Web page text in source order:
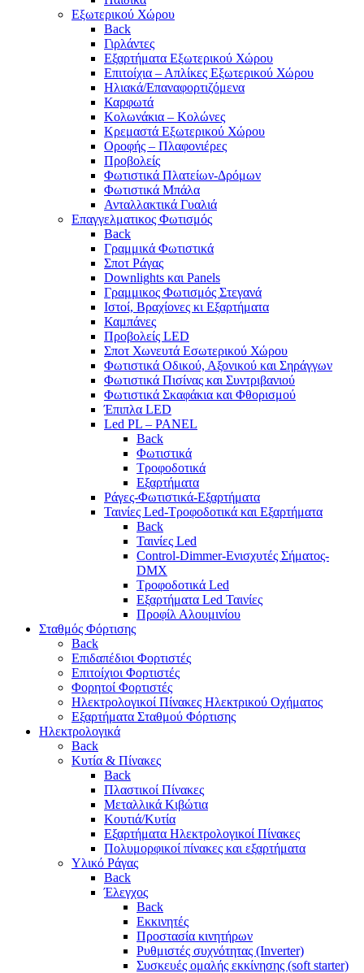
Εξωτερικού Χώρου
Back
Γιρλάντες
Εξαρτήματα Εξωτερικού Χώρου
Επιτοίχια – Απλίκες Εξωτερικού Χώρου
Ηλιακά/Επαναφορτιζόμενα
Καρφωτά
Κολωνάκια – Κολώνες
Κρεμαστά Εξωτερικού Χώρου
Οροφής – Πλαφονιέρες
Προβολείς
Φωτιστικά Πλατείων-Δρόμων
Φωτιστικά Μπάλα
Ανταλλακτικά Γυαλιά
Επαγγελματικος Φωτισμός
Back
Γραμμικά Φωτιστικά
Σποτ Ράγας
Downlights και Panels
Γραμμικος Φωτισμός Στεγανά
Ιστοί, Βραχίονες κι Εξαρτήματα
Καμπάνες
Προβολείς LED
Σποτ Χωνευτά Εσωτερικού Χώρου
Φωτιστικά Οδικού, Αξονικού και Σηράγγων
Φωτιστικά Πισίνας και Συντριβανιού
Φωτιστικά Σκαφάκια και Φθορισμού
Έπιπλα LED
Led PL – PANEL
Back
Φωτιστικά
Τροφοδοτικά
Εξαρτήματα
Ράγες-Φωτιστικά-Εξαρτήματα
Ταινίες Led-Τροφοδοτικά και Εξαρτήματα
Back
Ταινίες Led
Control-Dimmer-Ενισχυτές Σήματος-
DMX
Τροφοδοτικά Led
Εξαρτήματα Led Ταινίες
Προφίλ Αλουμινίου
Σταθμός Φόρτισης
Back
Επιδαπέδιοι Φορτιστές
Επιτoίχιοι Φορτιστές
Φορητοί Φορτιστές
Ηλεκτρολογικοί Πίνακες Ηλεκτρικού Οχήματος
Εξαρτήματα Σταθμού Φόρτισης
Ηλεκτρολογικά
Back
Κυτία & Πίνακες
Back
Πλαστικοί Πίνακες
Μεταλλικά Κιβώτια
Κουτιά/Κυτία
Εξαρτήματα Ηλεκτρολογικοί Πίνακες
Πολυμορφικοί πίνακες και εξαρτήματα
Υλικό Ράγας
Back
Έλεγχος
Back
Εκκινητές
Προστασία κινητήρων
Ρυθμιστές συχνότητας (Inverter)
Συσκευές ομαλής εκκίνησης (soft starter)